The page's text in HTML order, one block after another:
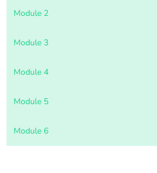
Module 2
Module 3
Module 4
Module 5
Module 6